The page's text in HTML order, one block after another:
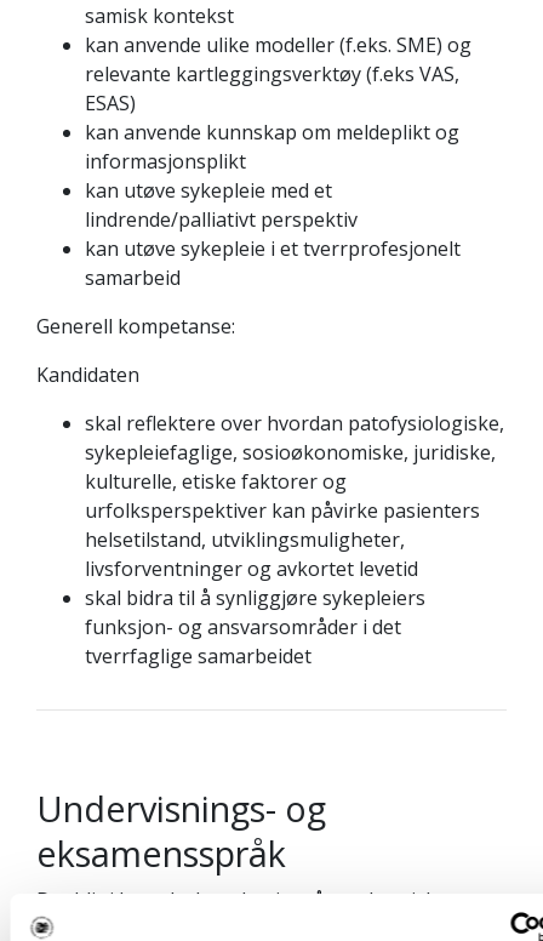
samisk kontekst
kan anvende ulike modeller (f.eks. SME) og
relevante kartleggingsverktøy (f.eks VAS,
ESAS)
kan anvende kunnskap om meldeplikt og
informasjonsplikt
kan utøve sykepleie med et
lindrende/palliativt perspektiv
kan utøve sykepleie i et tverrprofesjonelt
samarbeid
Generell kompetanse:
Kandidaten
skal reflektere over hvordan patofysiologiske,
sykepleiefaglige, sosioøkonomiske, juridiske,
kulturelle, etiske faktorer og
urfolksperspektiver kan påvirke pasienters
helsetilstand, utviklingsmuligheter,
livsforventninger og avkortet levetid
skal bidra til å synliggjøre sykepleiers
funksjon- og ansvarsområder i det
tverrfaglige samarbeidet
Undervisnings- og
eksamensspråk
Det blir i hovedsak undervist på nordsamisk.